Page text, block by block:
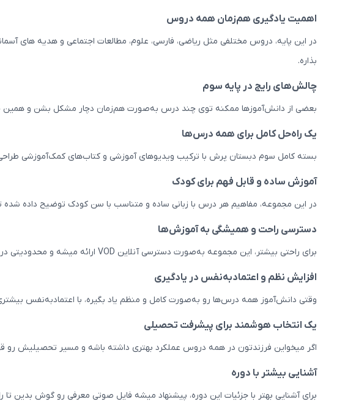
اهمیت یادگیری هم‌زمان همه دروس
در این پایه، دروس مختلفی مثل ریاضی، فارسی، علوم، مطالعات اجتماعی و هدیه های
بذاره.
چالش‌های رایج در پایه سوم
بعضی از دانش‌آموزها ممکنه توی چند درس به‌صورت هم‌زمان دچار مشکل بشن و
یک راه‌حل کامل برای همه درس‌ها
بسته کامل سوم دبستان پرش با ترکیب ویدیوهای آموزشی و کتاب‌های کمک‌آموزشی
آموزش ساده و قابل فهم برای کودک
در این مجموعه، مفاهیم هر درس با زبانی ساده و متناسب با سن کودک توضیح داده شده
دسترسی راحت و همیشگی به آموزش‌ها
برای راحتی بیشتر، این مجموعه به‌صورت دسترسی آنلاین VOD ارائه میشه و محدودیتی در زمان و مکان استفاده نداره. این یعنی هر زمان که نیاز باشه، امکان یادگیری و مرور وجود داره.
افزایش نظم و اعتمادبه‌نفس در یادگیری
وقتی دانش‌آموز همه درس‌ها رو به‌صورت کامل و منظم یاد بگیره، با اعتمادبه‌نفس
یک انتخاب هوشمند برای پیشرفت تحصیلی
اگر میخواین فرزندتون در همه دروس عملکرد بهتری داشته باشه و مسیر تحصیلیش رو
آشنایی بیشتر با دوره
برای آشنایی بهتر با جزئیات این دوره، پیشنهاد میشه فایل صوتی معرفی رو گوش بدین